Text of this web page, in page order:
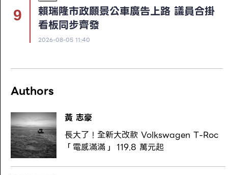
賴瑞隆市政願景公車廣告上路 議員合掛
看板同步齊發
2026-08-05 11:40
Authors
黃 志豪
長大了！全新大改款 Volkswagen T-Roc
「電感滿滿」 119.8 萬元起